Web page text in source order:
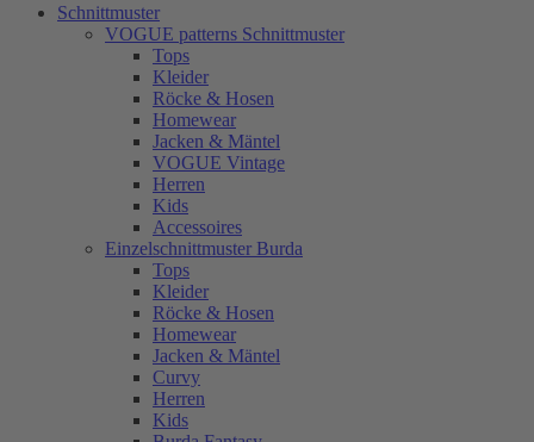
Schnittmuster
VOGUE patterns Schnittmuster
Tops
Kleider
Röcke & Hosen
Homewear
Jacken & Mäntel
VOGUE Vintage
Herren
Kids
Accessoires
Einzelschnittmuster Burda
Tops
Kleider
Röcke & Hosen
Homewear
Jacken & Mäntel
Curvy
Herren
Kids